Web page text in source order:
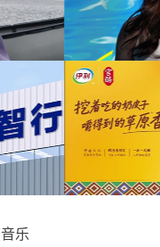
山东站传播项目提供音乐
品牌代言项目提供音乐版
乐